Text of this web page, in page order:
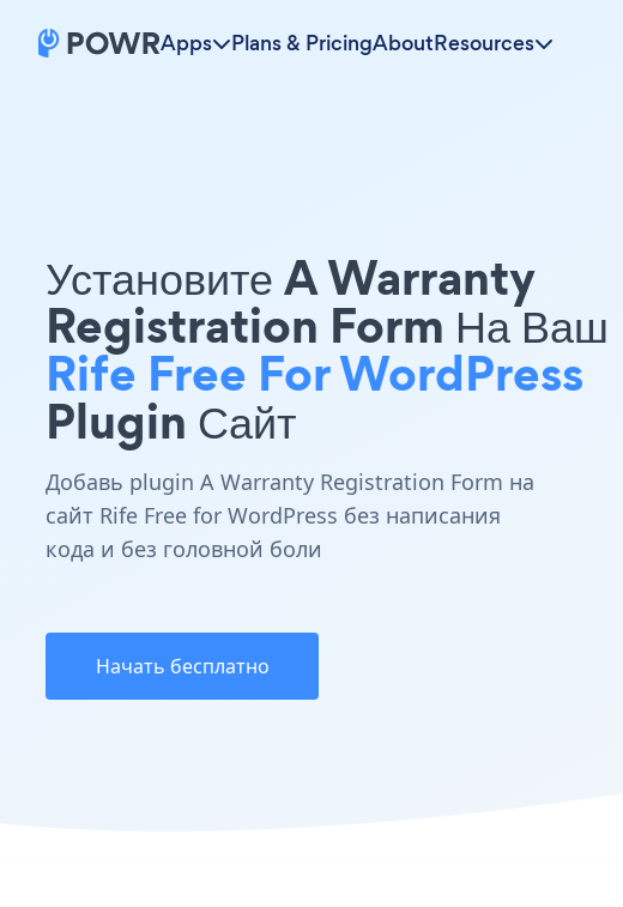
Apps Plans & PricingAboutResources
Установите A Warranty
Registration Form На Ваш
Rife Free For WordPress
Plugin Сайт
Добавь plugin A Warranty Registration Form на
сайт Rife Free for WordPress без написания
кода и без головной боли
Начать бесплатно